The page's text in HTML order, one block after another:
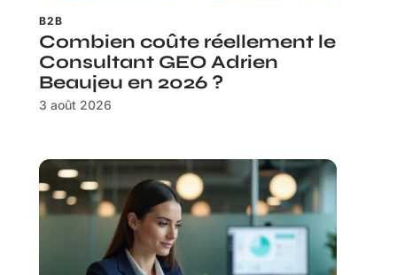
B2B
Combien coûte réellement le
Consultant GEO Adrien
Beaujeu en 2026 ?
3 août 2026